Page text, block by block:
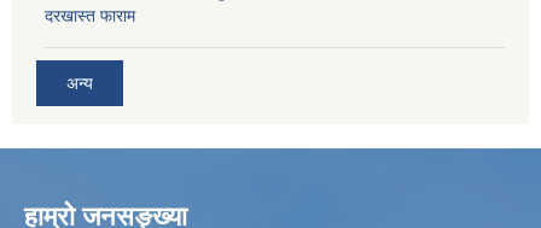
दरखास्त फाराम
अन्य
हाम्रो जनसङ्ख्या